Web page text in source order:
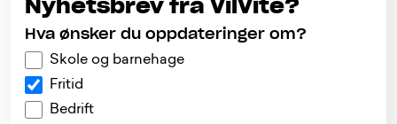
Nyhetsbrev fra VilVite?
Hva ønsker du oppdateringer om?
Skole og barnehage
Fritid
Bedrift